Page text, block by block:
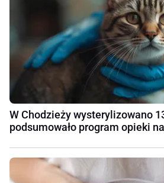
W Chodzieży wysterylizowano
podsumowało program opieki